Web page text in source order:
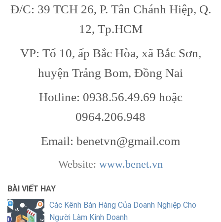
Đ/C: 39 TCH 26, P. Tân Chánh Hiệp, Q.
12, Tp.HCM
VP: Tổ 10, ấp Bắc Hòa, xã Bắc Sơn,
huyện Trảng Bom, Đồng Nai
Hotline: 0938.56.49.69 hoặc
0964.206.948
Email: benetvn@gmail.com
Website: www.benet.vn
BÀI VIẾT HAY
Các Kênh Bán Hàng Của Doanh Nghiệp Cho
Người Làm Kinh Doanh